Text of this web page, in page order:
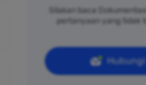
Silakan baca
pertanyaan yang tidak